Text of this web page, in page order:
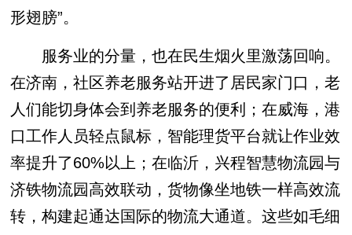
形翅膀”。
服务业的分量，也在民生烟火里激荡回响。
在济南，社区养老服务站开进了居民家门口，老
人们能切身体会到养老服务的便利；在威海，港
口工作人员轻点鼠标，智能理货平台就让作业效
率提升了60%以上；在临沂，兴程智慧物流园与
济铁物流园高效联动，货物像坐地铁一样高效流
转，构建起通达国际的物流大通道。这些如毛细